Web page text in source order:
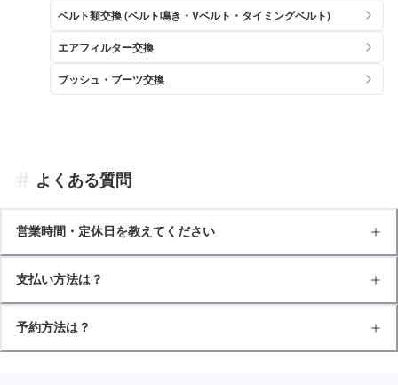
ベルト類交換 (ベルト鳴き・Vベルト・タイミングベルト)
エアフィルター交換
ブッシュ・ブーツ交換
よくある質問
営業時間・定休日を教えてください
支払い方法は？
予約方法は？